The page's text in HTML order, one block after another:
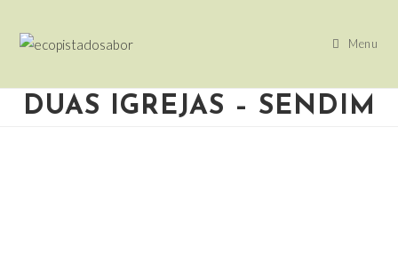
Menu
DUAS IGREJAS – SENDIM